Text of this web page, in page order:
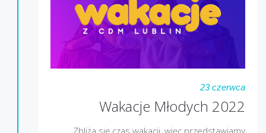
23 czerwca
Wakacje Młodych 2022
Zbliża się czas wakacji, więc przedstawiamy